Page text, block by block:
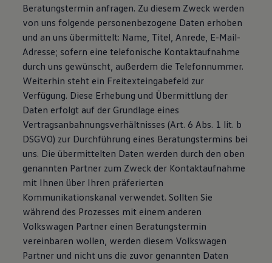
Beratungstermin anfragen. Zu diesem Zweck werden
von uns folgende personenbezogene Daten erhoben
und an uns übermittelt: Name, Titel, Anrede, E-Mail-
Adresse; sofern eine telefonische Kontaktaufnahme
durch uns gewünscht, außerdem die Telefonnummer.
Weiterhin steht ein Freitexteingabefeld zur
Verfügung. Diese Erhebung und Übermittlung der
Daten erfolgt auf der Grundlage eines
Vertragsanbahnungsverhältnisses (Art. 6 Abs. 1 lit. b
DSGVO) zur Durchführung eines Beratungstermins bei
uns. Die übermittelten Daten werden durch den oben
genannten Partner zum Zweck der Kontaktaufnahme
mit Ihnen über Ihren präferierten
Kommunikationskanal verwendet. Sollten Sie
während des Prozesses mit einem anderen
Volkswagen Partner einen Beratungstermin
vereinbaren wollen, werden diesem Volkswagen
Partner und nicht uns die zuvor genannten Daten